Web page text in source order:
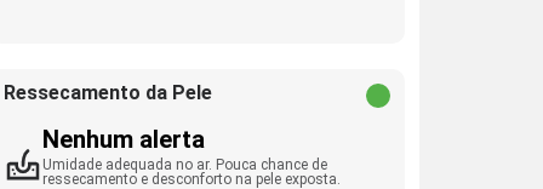
Ressecamento da Pele
Nenhum alerta
Umidade adequada no ar. Pouca chance de
ressecamento e desconforto na pele exposta.